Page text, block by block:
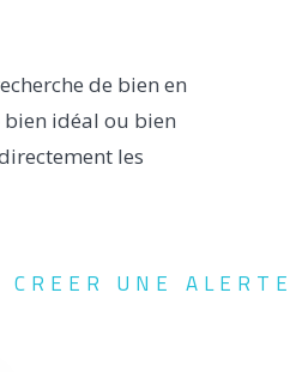
de bien en
idéal ou bien
les
CREER UNE